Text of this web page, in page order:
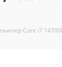
Core i7